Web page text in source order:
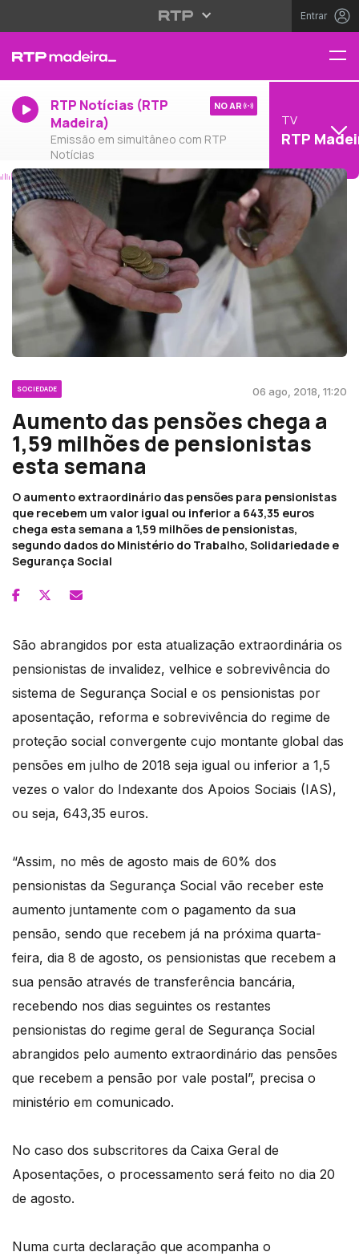
Entrar
RTP Notícias (RTP
Madeira)
Emissão em simultâneo com RTP
Notícias
NO AR
TV
RTP
SOCIEDADE 06 ago, 2018, 11:20
Aumento das pensões chega a
1,59 milhões de pensionistas
esta semana
O aumento extraordinário das pensões para pensionistas
que recebem um valor igual ou inferior a 643,35 euros
chega esta semana a 1,59 milhões de pensionistas,
segundo dados do Ministério do Trabalho, Solidariedade e
Segurança Social
São abrangidos por esta atualização extraordinária os
pensionistas de invalidez, velhice e sobrevivência do
sistema de Segurança Social e os pensionistas por
aposentação, reforma e sobrevivência do regime de
proteção social convergente cujo montante global das
pensões em julho de 2018 seja igual ou inferior a 1,5
vezes o valor do Indexante dos Apoios Sociais (IAS),
ou seja, 643,35 euros.
“Assim, no mês de agosto mais de 60% dos
pensionistas da Segurança Social vão receber este
aumento juntamente com o pagamento da sua
pensão, sendo que recebem já na próxima quarta-
feira, dia 8 de agosto, os pensionistas que recebem a
sua pensão através de transferência bancária,
recebendo nos dias seguintes os restantes
pensionistas do regime geral de Segurança Social
abrangidos pelo aumento extraordinário das pensões
que recebem a pensão por vale postal”, precisa o
ministério em comunicado.
No caso dos subscritores da Caixa Geral de
Aposentações, o processamento será feito no dia 20
de agosto.
Numa curta declaração que acompanha o